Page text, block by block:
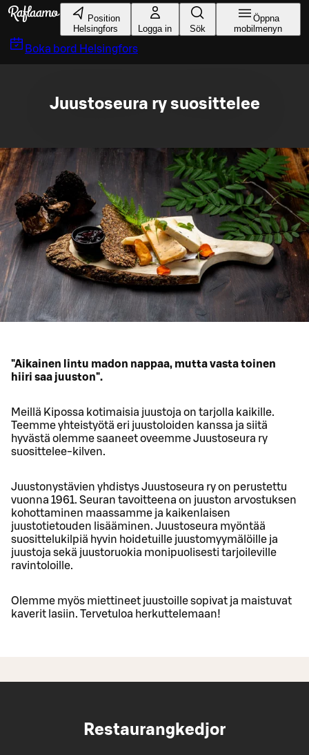
Gå till huvudinnehållet
Position
Helsingfors
Logga in Sök
Öppna
mobilmenyn
Boka bord Helsingfors
Juustoseura ry suosittelee
"Aikainen lintu madon nappaa, mutta vasta toinen
hiiri saa juuston".
Meillä Kipossa kotimaisia juustoja on tarjolla kaikille.
Teemme yhteistyötä eri juustoloiden kanssa ja siitä
hyvästä olemme saaneet oveemme Juustoseura ry
suosittelee-kilven.
Juustonystävien yhdistys Juustoseura ry on perustettu
vuonna 1961. Seuran tavoitteena on juuston arvostuksen
kohottaminen maassamme ja kaikenlaisen
juustotietouden lisääminen. Juustoseura myöntää
suosittelukilpiä hyvin hoidetuille juustomyymälöille ja
juustoja sekä juustoruokia monipuolisesti tarjoileville
ravintoloille.
Olemme myös miettineet juustoille sopivat ja maistuvat
kaverit lasiin. Tervetuloa herkuttelemaan!
Restaurangkedjor